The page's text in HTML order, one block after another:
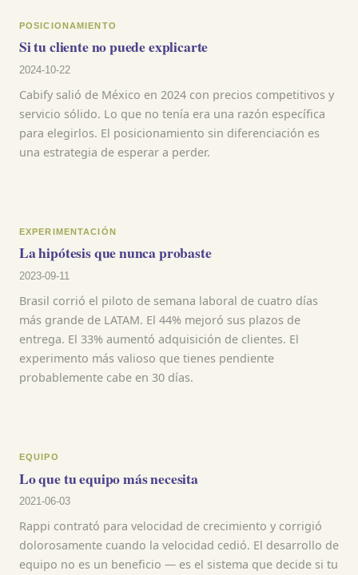
POSICIONAMIENTO
Si tu cliente no puede explicarte
2024-10-22
Cabify salió de México en 2024 con precios competitivos y
servicio sólido. Lo que no tenía era una razón específica
para elegirlos. El posicionamiento sin diferenciación es
una estrategia de esperar a perder.
EXPERIMENTACIÓN
La hipótesis que nunca probaste
2023-09-11
Brasil corrió el piloto de semana laboral de cuatro días
más grande de LATAM. El 44% mejoró sus plazos de
entrega. El 33% aumentó adquisición de clientes. El
experimento más valioso que tienes pendiente
probablemente cabe en 30 días.
EQUIPO
Lo que tu equipo más necesita
2021-06-03
Rappi contrató para velocidad de crecimiento y corrigió
dolorosamente cuando la velocidad cedió. El desarrollo de
equipo no es un beneficio — es el sistema que decide si tu